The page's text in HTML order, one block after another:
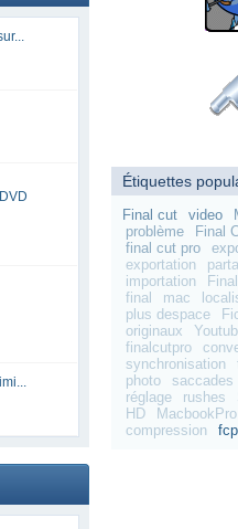
Étiquettes
Final cut video
problème
Final
final cut pro
exportation
importation
final
mac
plus despace
originaux
finalcutpro
synchronisation
photo
saccades
réglage
rushes
HD
MacbookPro
compression